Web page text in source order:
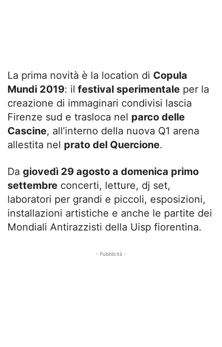
La prima novità è la location di Copula
Mundi 2019: il festival sperimentale per la
creazione di immaginari condivisi lascia
Firenze sud e trasloca nel parco delle
Cascine, all’interno della nuova Q1 arena
allestita nel prato del Quercione.
Da giovedì 29 agosto a domenica primo
settembre concerti, letture, dj set,
laboratori per grandi e piccoli, esposizioni,
installazioni artistiche e anche le partite dei
Mondiali Antirazzisti della Uisp fiorentina.
- Pubblicità -